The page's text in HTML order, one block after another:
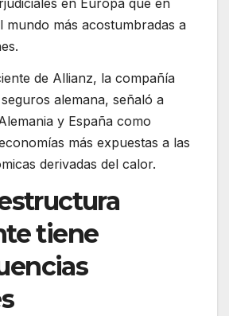
mundo más acostumbradas a
de Allianz, la compañía
alemana, señaló a
y España como
más expuestas a las
derivadas del calor.
tiene